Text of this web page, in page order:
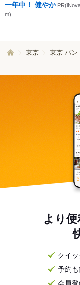
一年中！ 健やか
m)
東京 東京 パン
より
クイ
予約